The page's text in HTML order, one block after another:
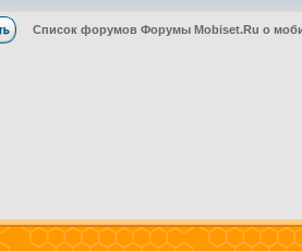
Список форумов Форумы Mobiset.Ru о